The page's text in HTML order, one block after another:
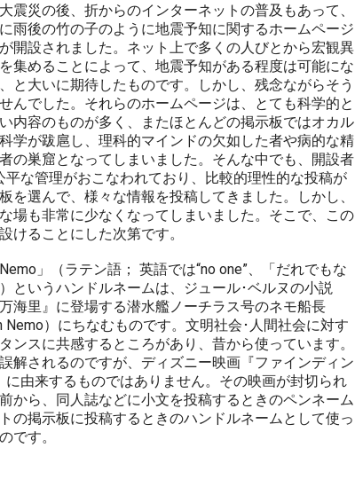
震災の後、折からのインターネットの普及もあって、
雨後の竹の子のように地震予知に関するホームページ
開設されました。ネット上で多くの人びとから宏観異
集めることによって、地震予知がある程度は可能にな
と大いに期待したものです。しかし、残念ながらそう
んでした。それらのホームページは、とても科学的と
内容のものが多く、またほとんどの掲示板ではオカル
学が跋扈し、理科的マインドの欠如した者や病的な精
の巣窟となってしまいました。そんな中でも、開設者
平な管理がおこなわれており、比較的理性的な投稿が
を選んで、様々な情報を投稿してきました。しかし、
場も非常に少なくなってしまいました。そこで、この
けることにした次第です。
」（ラテン語； 英語では“no one”、「だれでもな
というハンドルネームは、ジュール･ベルヌの小説
万海里』に登場する潜水艦ノーチラス号のネモ船長
Nemo）にちなむものです。文明社会･人間社会に対す
ンスに共感するところがあり、昔から使っています。
解されるのですが、ディズニー映画『ファインディン
に由来するものではありません。その映画が封切られ
から、同人誌などに小文を投稿するときのペンネーム
の掲示板に投稿するときのハンドルネームとして使っ
です。